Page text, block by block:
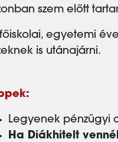
szem előtt
egyetemi
is utánajárni.
Legyenek pénzügyi
Ha Diákhitelt